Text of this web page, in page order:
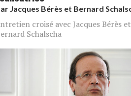
Jacques Bérès et Bernard
croisé avec Jacques Bérès et
Schalscha